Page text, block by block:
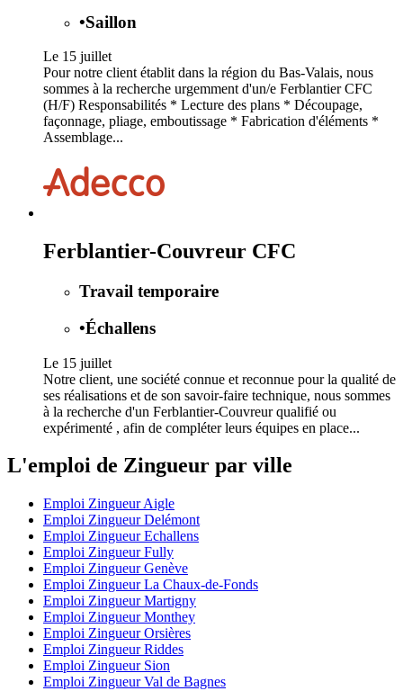
•Saillon
Le 15 juillet
Pour notre client établit dans la région du Bas-Valais, nous
sommes à la recherche urgemment d'un/e Ferblantier CFC
(H/F) Responsabilités * Lecture des plans * Découpage,
façonnage, pliage, emboutissage * Fabrication d'éléments *
Assemblage...
Ferblantier-Couvreur CFC
Travail temporaire
•Échallens
Le 15 juillet
Notre client, une société connue et reconnue pour la qualité de
ses réalisations et de son savoir-faire technique, nous sommes
à la recherche d'un Ferblantier-Couvreur qualifié ou
expérimenté , afin de compléter leurs équipes en place...
L'emploi de Zingueur par ville
Emploi Zingueur Aigle
Emploi Zingueur Delémont
Emploi Zingueur Echallens
Emploi Zingueur Fully
Emploi Zingueur Genève
Emploi Zingueur La Chaux-de-Fonds
Emploi Zingueur Martigny
Emploi Zingueur Monthey
Emploi Zingueur Orsières
Emploi Zingueur Riddes
Emploi Zingueur Sion
Emploi Zingueur Val de Bagnes